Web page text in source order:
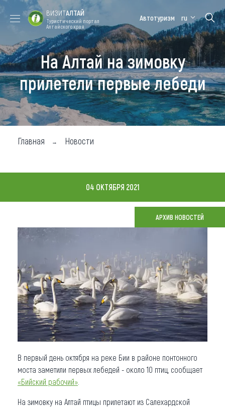
Форум VISIT
ALTAI
Цветение
маральника
Медицинский
форум
Алтайская
зимовка
Туры
Где побывать
Где поесть
Карта
Что привезти (сувениры)
О регионе
Коллекция впечатлений
Другие рубрики
ВИЗИТАЛТАЙ
Туристический портал
Алтайского края
Автотуризм ru
На Алтай на зимовку
прилетели первые лебеди
Главная Новости
04 ОКТЯБРЯ 2021
АРХИВ НОВОСТЕЙ
В первый день октября на реке Бии в районе понтонного
моста заметили первых лебедей - около 10 птиц, сообщает
«Бийский рабочий»
На зимовку на Алтай птицы прилетают из Салехардской